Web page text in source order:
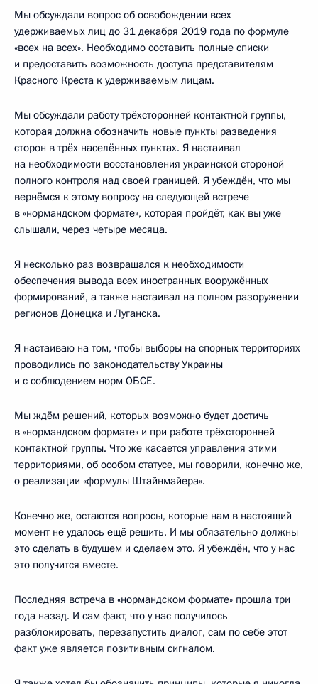
Мы обсуждали вопрос об освобождении всех
удерживаемых лиц до 31 декабря 2019 года по формуле
«всех на всех». Необходимо составить полные списки
и предоставить возможность доступа представителям
Красного Креста к удерживаемым лицам.
Мы обсуждали работу трёхсторонней контактной группы,
которая должна обозначить новые пункты разведения
сторон в трёх населённых пунктах. Я настаивал
на необходимости восстановления украинской стороной
полного контроля над своей границей. Я убеждён, что мы
вернёмся к этому вопросу на следующей встрече
в «нормандском формате», которая пройдёт, как вы уже
слышали, через четыре месяца.
Я несколько раз возвращался к необходимости
обеспечения вывода всех иностранных вооружённых
формирований, а также настаивал на полном разоружении
регионов Донецка и Луганска.
Я настаиваю на том, чтобы выборы на спорных территориях
проводились по законодательству Украины
и с соблюдением норм ОБСЕ.
Мы ждём решений, которых возможно будет достичь
в «нормандском формате» и при работе трёхсторонней
контактной группы. Что же касается управления этими
территориями, об особом статусе, мы говорили, конечно же,
о реализации «формулы Штайнмайера».
Конечно же, остаются вопросы, которые нам в настоящий
момент не удалось ещё решить. И мы обязательно должны
это сделать в будущем и сделаем это. Я убеждён, что у нас
это получится вместе.
Последняя встреча в «нормандском формате» прошла три
года назад. И сам факт, что у нас получилось
разблокировать, перезапустить диалог, сам по себе этот
факт уже является позитивным сигналом.